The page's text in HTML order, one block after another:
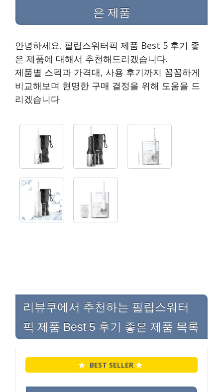
은 제품
안녕하세요. 필립스워터픽 제품 Best 5 후기 좋
은 제품에 대해서 추천해드리겠습니다.
제품별 스펙과 가격대, 사용 후기까지 꼼꼼하게
비교해보며 현명한 구매 결정을 위해 도움을 드
리겠습니다
리뷰쿠에서 추천하는 필립스워터
픽 제품 Best 5 후기 좋은 제품 목록
★ BEST SELLER ★